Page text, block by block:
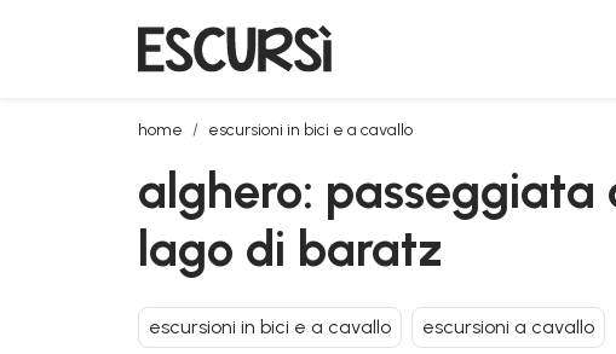
home escursioni in bici e a cavallo
alghero: passeggiata a cavallo per esperti a porto ferro e nel
alghero: passeggiata
lago di baratz
escursioni in bici e a cavallo escursioni a cavallo